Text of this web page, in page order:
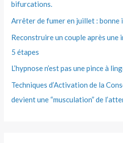
bifurcations.
Arrêter de fumer en juillet : bonne
Reconstruire un couple après une
5 étapes
L’hypnose n’est pas une pince à
Techniques d’Activation de la
devient une “musculation” de